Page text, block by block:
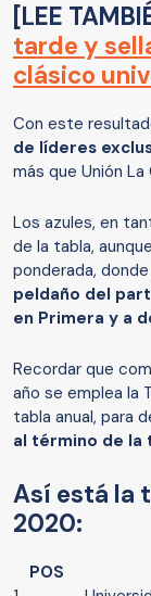
[LEE
tarde y
clásico
Con este
de líderes
más que Unión
Los azules, en
de la tabla,
ponderada,
peldaño del
en Primera y a
Recordar que
año se emplea la
tabla anual, para
al término de la
Así está la
2020:
POS